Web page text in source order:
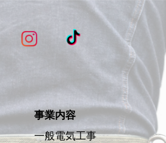
事業内容
一般電気工事